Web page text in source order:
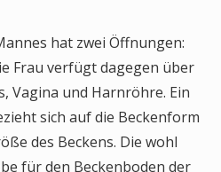
hat zwei Öffnungen:
Frau verfügt dagegen über
Vagina und Harnröhre. Ein
sich auf die Beckenform
des Beckens. Die wohl
für den Beckenboden der